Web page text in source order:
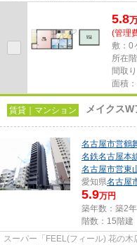
5.8
(管理
敷：0
所在
間取
面積
賃貸｜マンション メイクス
名古屋市営鶴
名鉄名古屋本
名古屋市営東
愛知県名古屋
5.9万円
築年数：築2
階数：15階建
スーパー「FEEL(フィール) 花の